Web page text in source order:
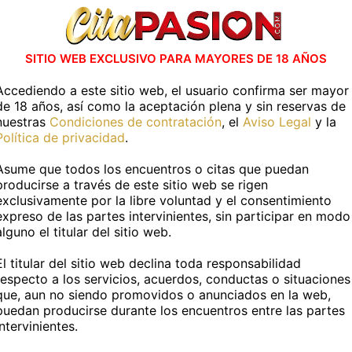
Somos un exclusivo centro de
masajes sensoriales
perteneciente a las franquicias
Cádiz capital
Masajistas en otras
Otras categorías
SITIO WEB EXCLUSIVO PARA MAYORES DE 18 AÑOS
a este sitio web, el usuario confirma ser mayor
18 años, así como la aceptación plena y sin reservas de
Condiciones de contratación, el Aviso Legal y la
de privacidad.
que todos los encuentros o citas que puedan
a través de este sitio web se rigen
por la libre voluntad y el consentimiento
de las partes intervinientes, sin participar en modo
el titular del sitio web.
titular del sitio web declina toda responsabilidad
a los servicios, acuerdos, conductas o situaciones
aun no siendo promovidos o anunciados en la web,
producirse durante los encuentros entre las partes